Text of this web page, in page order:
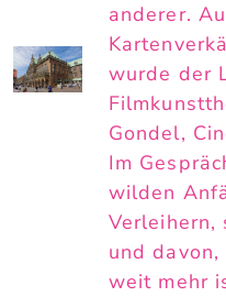
anderer.
wurde der
Gondel,
Im
wilden
Verleihern,
und
weit mehr